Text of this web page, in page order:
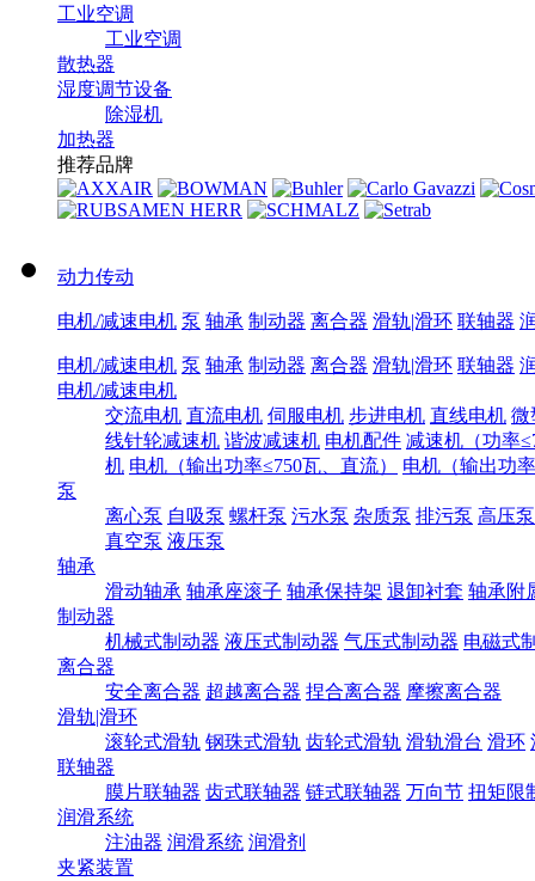
工业空调
工业空调
散热器
湿度调节设备
除湿机
加热器
推荐品牌
动力传动
电机/减速电机 泵 轴承 制动器 离合器 滑轨|滑环 联轴器
电机/减速电机 泵 轴承 制动器 离合器 滑轨|滑环 联轴器
电机/减速电机
交流电机 直流电机 伺服电机 步进电机 直线电机 微
线针轮减速机 谐波减速机 电机配件 减速机（功率
机 电机（输出功率≤750瓦、直流）
电机（输出功
泵
离心泵 自吸泵 螺杆泵 污水泵 杂质泵 排污泵 高压泵
真空泵 液压泵
轴承
滑动轴承 轴承座滚子 轴承保持架 退卸衬套 轴承附
制动器
机械式制动器 液压式制动器 气压式制动器 电磁式
离合器
安全离合器 超越离合器 捏合离合器 摩擦离合器
滑轨|滑环
滚轮式滑轨 钢珠式滑轨 齿轮式滑轨 滑轨滑台 滑环
联轴器
膜片联轴器 齿式联轴器 链式联轴器 万向节 扭矩限
润滑系统
注油器 润滑系统 润滑剂
夹紧装置